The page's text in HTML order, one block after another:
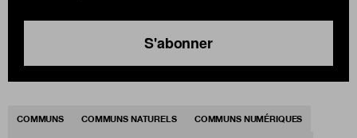
S'abonner
COMMUNS COMMUNS NATURELS COMMUNS NUMÉRIQUES